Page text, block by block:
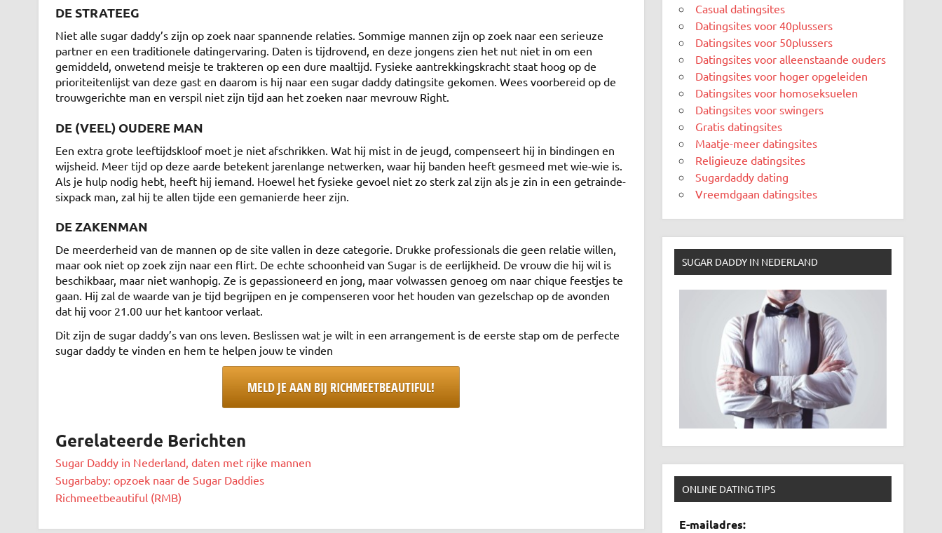
DE STRATEEG
Niet alle sugar daddy’s zijn op zoek naar spannende relaties. Sommige mannen zijn op zoek naar een serieuze
partner en een traditionele datingervaring. Daten is tijdrovend, en deze jongens zien het nut niet in om een ​​
gemiddeld, onwetend meisje te trakteren op een dure maaltijd. Fysieke aantrekkingskracht staat hoog op de
prioriteitenlijst van deze gast en daarom is hij naar een sugar daddy datingsite gekomen. Wees voorbereid op de
trouwgerichte man en verspil niet zijn tijd aan het zoeken naar mevrouw Right.
DE (VEEL) OUDERE MAN
Een extra grote leeftijdskloof moet je niet afschrikken. Wat hij mist in de jeugd, compenseert hij in bindingen en
wijsheid. Meer tijd op deze aarde betekent jarenlange netwerken, waar hij banden heeft gesmeed met wie-wie is.
Als je hulp nodig hebt, heeft hij iemand. Hoewel het fysieke gevoel niet zo sterk zal zijn als je zin in een getrainde-
sixpack man, zal hij te allen tijde een gemanierde heer zijn.
DE ZAKENMAN
De meerderheid van de mannen op de site vallen in deze categorie. Drukke professionals die geen relatie willen,
maar ook niet op zoek zijn naar een flirt. De echte schoonheid van Sugar is de eerlijkheid. De vrouw die hij wil is
beschikbaar, maar niet wanhopig. Ze is gepassioneerd en jong, maar volwassen genoeg om naar chique feestjes te
gaan. Hij zal de waarde van je tijd begrijpen en je compenseren voor het houden van gezelschap op de avonden
dat hij voor 21.00 uur het kantoor verlaat.
Dit zijn de sugar daddy’s van ons leven. Beslissen wat je wilt in een arrangement is de eerste stap om de perfecte
sugar daddy te vinden en hem te helpen jouw te vinden
MELD JE AAN BIJ RICHMEETBEAUTIFUL!
Gerelateerde Berichten
Sugar Daddy in Nederland, daten met rijke mannen
Sugarbaby: opzoek naar de Sugar Daddies
Richmeetbeautiful (RMB)
Casual datingsites
Datingsites voor 40plussers
Datingsites voor 50plussers
Datingsites voor alleenstaande ouders
Datingsites voor hoger opgeleiden
Datingsites voor homoseksuelen
Datingsites voor swingers
Gratis datingsites
Maatje-meer datingsites
Religieuze datingsites
Sugardaddy dating
Vreemdgaan datingsites
SUGAR DADDY IN NEDERLAND
ONLINE DATING TIPS
E-mailadres: